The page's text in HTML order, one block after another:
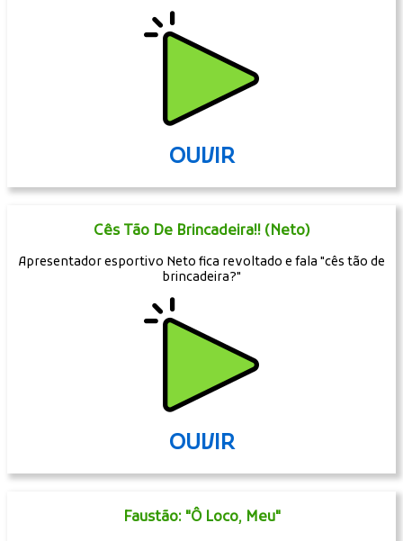
OUVIR
Cês Tão De Brincadeira!! (Neto)
Apresentador esportivo Neto fica revoltado e fala "cês tão de
brincadeira?"
OUVIR
Faustão: "Ô Loco, Meu"